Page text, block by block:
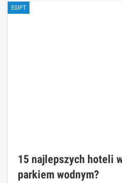
EGIPT
15 najlepszych hoteli
parkiem wodnym?